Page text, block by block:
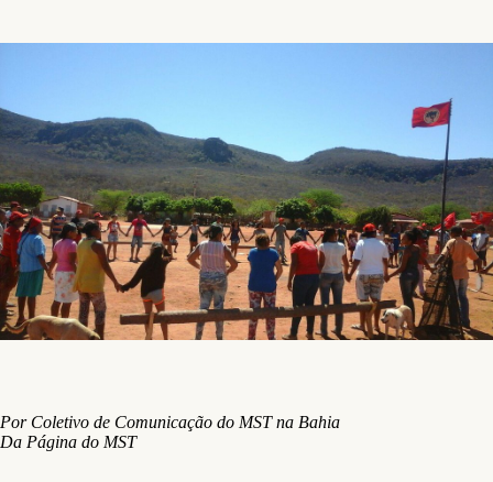
Por Coletivo de Comunicação do MST na Bahia
Da Página do MST